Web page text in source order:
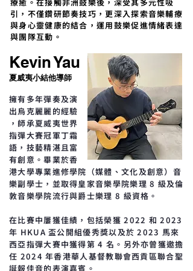
引，不僅鑽研節奏技巧，更深入探索音樂輔療
與身心靈健康的結合，運用鼓樂促進情緒表達
與團隊互動。
Kevin Yau
夏威夷小結他導師
擁有多年彈奏及演
出烏克麗麗的經驗
，師承夏威夷世界
指彈大賽冠軍丁霜
語，技藝精湛且富
有創意。畢業於香
港大學專業進修學院（媒體、文化及創意）音
樂副學士，並取得皇家音樂學院樂理 8 級及倫
敦音樂學院流行與爵士樂理 8 級資格。
在比賽中屢獲佳績，包括榮獲 2022 和 2023
年 HKUA 盃公開組優秀獎以及於 2023 馬來
西亞指彈大賽中獲得第 4 名。另外亦曾獲邀擔
任 2024 年香港華人基督教聯會西貢區聯合聖
誕報佳音的表演嘉賓。